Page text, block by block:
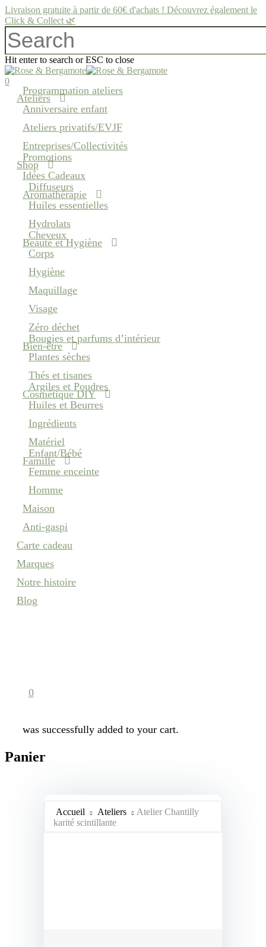
Skip
to
main
content
Livraison gratuite à partir de 60€ d'achats ! Découvrez également le
Click & Collect 🌿
Hit enter to search or ESC to close
Close
Search
search
account
0
Menu
Ateliers
Programmation ateliers
Anniversaire enfant
Ateliers privatifs/EVJF
Entreprises/Collectivités
Shop
Promotions
Idées Cadeaux
Aromathérapie
Diffuseurs
Huiles essentielles
Hydrolats
Beauté et Hygiène
Cheveux
Corps
Hygiène
Maquillage
Visage
Zéro déchet
Bien-être
Bougies et parfums d’intérieur
Plantes sèches
Thés et tisanes
Cosmétique DIY
Argiles et Poudres
Huiles et Beurres
Ingrédients
Matériel
Famille
Enfant/Bébé
Femme enceinte
Homme
Maison
Anti-gaspi
Carte cadeau
Marques
Notre histoire
Blog
0
was successfully added to your cart.
Panier
Accueil Ateliers
Atelier Chantilly
karité scintillante